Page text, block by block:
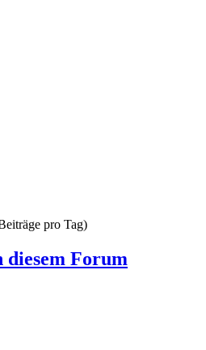
pro Tag)
diesem Forum